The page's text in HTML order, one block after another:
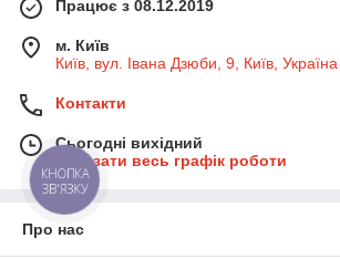
Працює з 08.12.2019
м. Київ
Київ, вул. Івана Дзюби, 9, Київ, Україна
Контакти
Сьогодні вихідний
Показати весь графік роботи
Про нас
КНОПКА
ЗВ'ЯЗКУ